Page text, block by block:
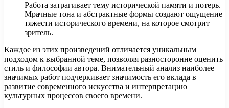
Работа затрагивает тему исторической памяти и потерь.
Мрачные тона и абстрактные формы создают ощущение
тяжести исторического времени, на которое смотрит
зритель.
Каждое из этих произведений отличается уникальным
подходом к выбранной теме, позволяя разносторонне оценить
стиль и философии автора. Внимательный анализ наиболее
значимых работ подчеркивает значимость его вклада в
развитие современного искусства и интерпретацию
культурных процессов своего времени.